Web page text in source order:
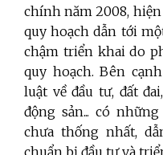
chính năm 2008,
quy hoạch dẫn tới
chậm triển khai do
quy hoạch. Bên
luật về đầu tư, đất
động sản... có
chưa thống nhất,
chuẩn bị đầu tư và